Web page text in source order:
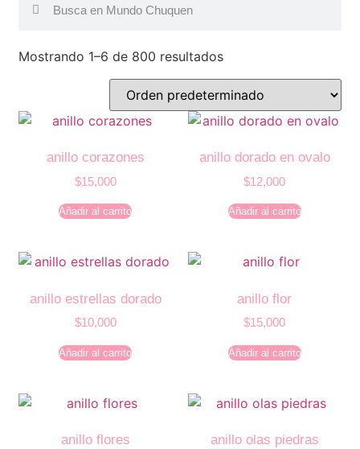
Mostrando 1–6 de 800 resultados
anillo corazones
$15,000
Añadir al carrito
anillo dorado en ovalo
$12,000
Añadir al carrito
anillo estrellas dorado
$10,000
Añadir al carrito
anillo flor
$15,000
Añadir al carrito
anillo flores anillo olas piedras